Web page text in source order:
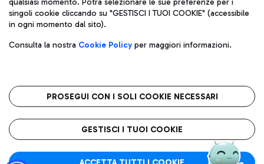
Gelateria
Wine Bar & Sparkling
Raggiungi l’aeroporto senza pensieri con il servizio di taxi a
Ristoranti
Scopri la nostra offerta per una pausa gustosa in aeroporto
Mappa Aeroporto Fiumicino
Capitale sociale 62.224.743,00 int. vers.
Sede legale: Via Pier Paolo Racchetti 1 - 00054 Fiumicino (RM)
telefono +39 06 65951
Privacy policy
Note legali
Roma FCO
L'aeroporto stellato
qualsiasi momento. Potrà selezionare le sue preferenze per i
singoli cookie cliccando su "GESTISCI I TUOI COOKIE" (accessibile
in ogni momento dal sito).
Consulta la nostra Cookie Policyper maggiori informazioni.
PROSEGUI CON I SOLI COOKIE NECESSARI
GESTISCI I TUOI COOKIE